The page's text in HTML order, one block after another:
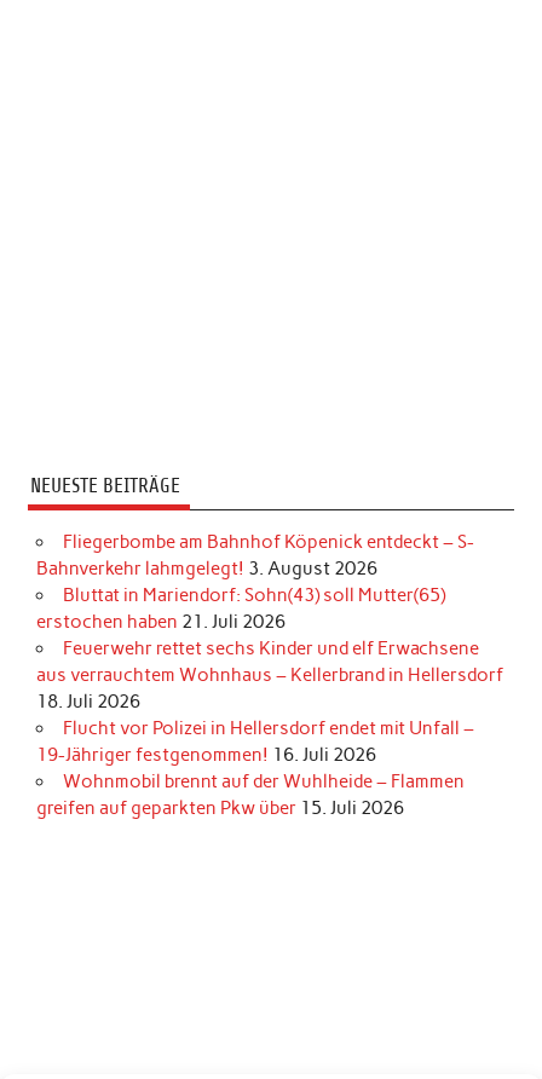
NEUESTE BEITRÄGE
Fliegerbombe am Bahnhof Köpenick entdeckt – S-
Bahnverkehr lahmgelegt! 3. August 2026
Bluttat in Mariendorf: Sohn(43) soll Mutter(65)
erstochen haben 21. Juli 2026
Feuerwehr rettet sechs Kinder und elf Erwachsene
aus verrauchtem Wohnhaus – Kellerbrand in Hellersdorf
18. Juli 2026
Flucht vor Polizei in Hellersdorf endet mit Unfall –
19-Jähriger festgenommen! 16. Juli 2026
Wohnmobil brennt auf der Wuhlheide – Flammen
greifen auf geparkten Pkw über 15. Juli 2026